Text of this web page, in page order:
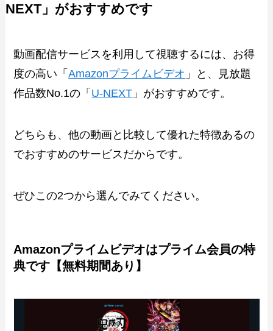
NEXT」がおすすめです
動画配信サービスを利用して視聴するには、お得
度の高い「Amazonプライムビデオ 」と、見放題
作品数No.1の「 U-NEXT 」がおすすめです。
どちらも、他の動画と比較して優れた特徴あるの
でおすすめのサービスだからです。
ぜひこの2つから選んでみてください。
Amazonプライムビデオはプライム会員の特
典です【無料期間あり】